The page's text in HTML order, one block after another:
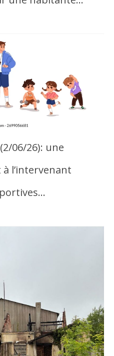
06/26): une
l’intervenant